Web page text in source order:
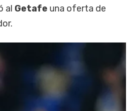
al Getafe una oferta de